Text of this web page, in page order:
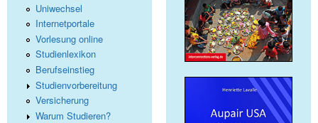
Uniwechsel
Internetportale
Vorlesung online
Studienlexikon
Berufseinstieg
Studienvorbereitung
Versicherung
Warum Studieren?